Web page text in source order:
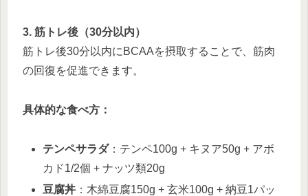
3. 筋トレ後（30分以内）
筋トレ後30分以内にBCAAを摂取することで、筋肉
の回復を促進できます。
具体的な食べ方：
テンペサラダ：テンペ100g + キヌア50g + アボ
カド1/2個 + ナッツ類20g
豆腐丼 ：木綿豆腐150g + 玄米100g + 納豆1パッ